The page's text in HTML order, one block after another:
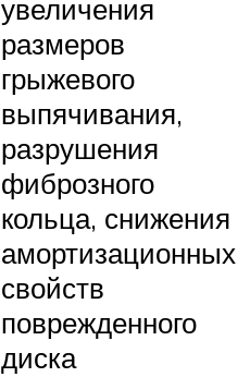
увеличения
размеров
грыжевого
выпячивания,
разрушения
фиброзного
кольца, снижения
амортизационных
свойств
поврежденного
диска